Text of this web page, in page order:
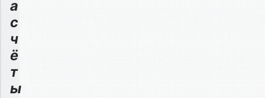
а
с
ч
ё
т
ы